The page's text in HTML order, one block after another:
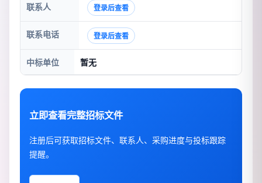
联系人 登录后查看
联系电话 登录后查看
中标单位 暂无
立即查看完整招标文件
注册后可获取招标文件、联系人、采购进度与投标跟踪
提醒。